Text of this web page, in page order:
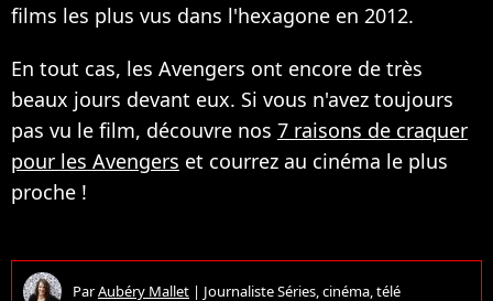
films les plus vus dans l'hexagone en 2012.
En tout cas, les Avengers ont encore de très
beaux jours devant eux. Si vous n'avez toujours
pas vu le film, découvre nos 7 raisons de craquer
pour les Avengers et courrez au cinéma le plus
proche !
ParAubéry Mallet | Journaliste Séries, cinéma, télé